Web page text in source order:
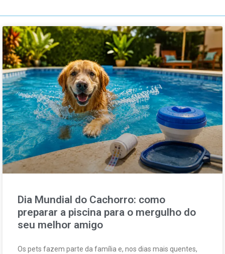
Dia Mundial do Cachorro: como
preparar a piscina para o mergulho do
seu melhor amigo
Os pets fazem parte da família e, nos dias mais quentes,